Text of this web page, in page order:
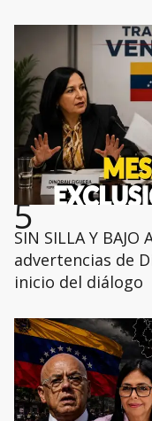
5
SIN SILLA Y
advertencias de
inicio del diálogo